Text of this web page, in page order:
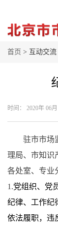
首页 > 互动交流
时间： 2020年 06
驻市市场
理局、市知识
各处室、专业
1.党组织、党
纪律、工作纪
依法履职，违